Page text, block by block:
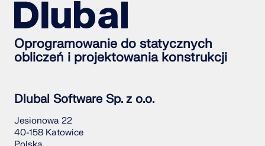
Oprogramowanie do statycznych
obliczeń i projektowania konstrukcji
Dlubal Software Sp. z o.o.
Jesionowa 22
40-158 Katowice